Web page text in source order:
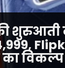
शुरुआती
विकल्प